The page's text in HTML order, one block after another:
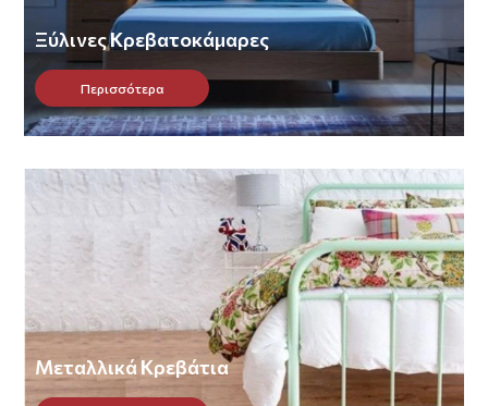
Ξύλινες Κρεβατοκάμαρες
Περισσότερα
Μεταλλικά Κρεβάτια